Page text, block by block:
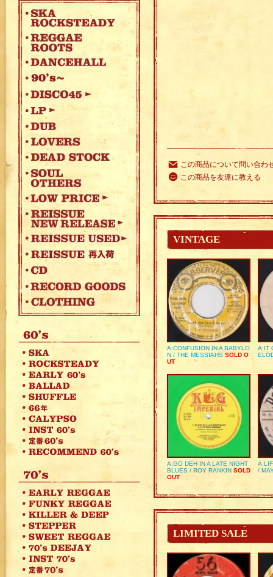
この商品について問い合わ
この商品を友達に教える
VINTAGE
A:CONFUSION IN A BABYLO
N / THE MESSIAHS SOLD O
UT
A:IT
A:GO DEH IN A LATE NIGHT
BLUES / ROY RANKIN SOLD
OUT
/
LIMITED SALE